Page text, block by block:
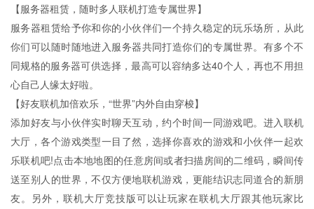
【服务器租赁，随时多人联机打造专属世界】
服务器租赁给予你和你的小伙伴们一个持久稳定的玩乐场所，从此
你们可以随时随地进入服务器共同打造你们的专属世界。有多个不
同规格的服务器可供选择，最高可以容纳多达40个人，再也不用担
心自己人缘太好啦。
【好友联机加倍欢乐，“世界”内外自由穿梭】
添加好友与小伙伴实时聊天互动，约个时间一同游戏吧。进入联机
大厅，各个游戏类型一目了然，选择你喜欢的游戏和小伙伴一起欢
乐联机吧!点击本地地图的任意房间或者扫描房间的二维码，瞬间传
送至别人的世界，不仅方便地联机游戏，更能结识志同道合的新朋
友。另外，联机大厅竞技版可以让玩家在联机大厅跟其他玩家比